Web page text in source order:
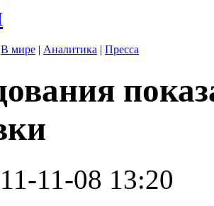
В мире | Аналитика | Пресса
11-08 13:20